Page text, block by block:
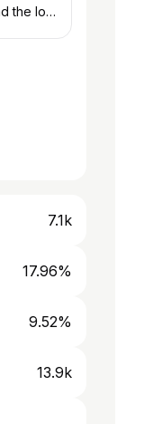
7.1k
17.96%
9.52%
13.9k